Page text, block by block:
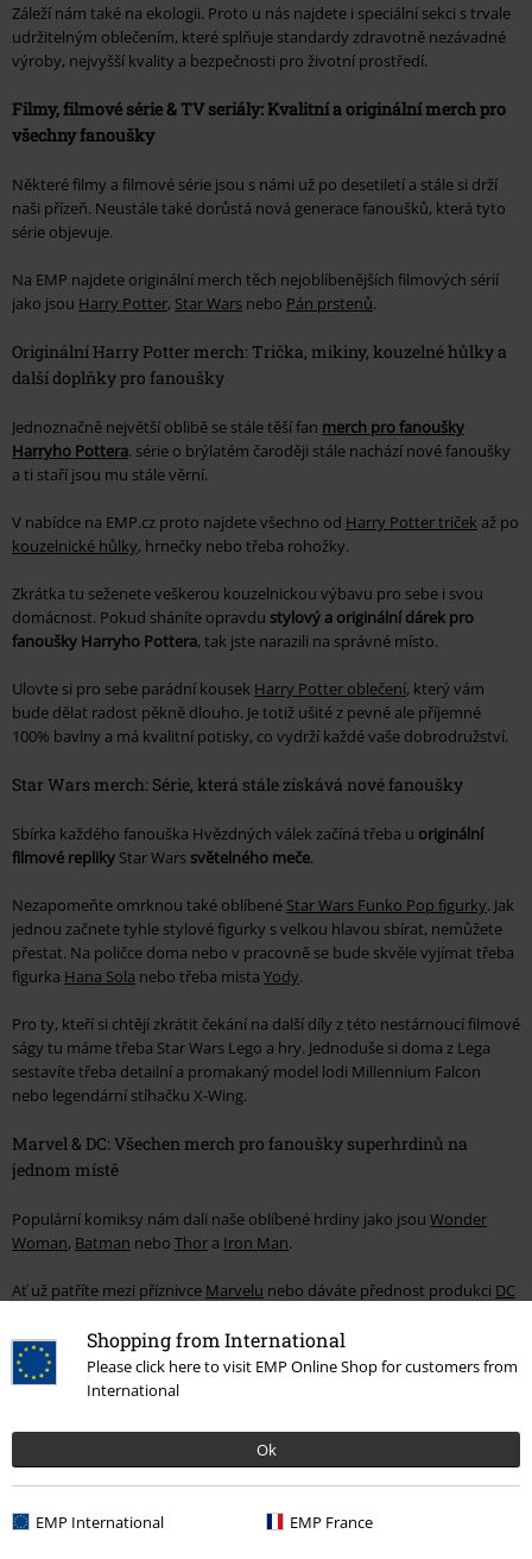
Shopping from International
Please click here to visit EMP Online Shop for customers from
International
Ok
EMP International EMP France
Záleží nám také na ekologii. Proto u nás najdete i speciální sekci s trvale
udržitelným oblečením, které splňuje standardy zdravotně nezávadné
výroby, nejvyšší kvality a bezpečnosti pro životní prostředí.
Filmy, filmové série & TV seriály: Kvalitní a originální merch pro
všechny fanoušky
Některé filmy a filmové série jsou s námi už po desetiletí a stále si drží
naši přízeň. Neustále také dorůstá nová generace fanoušků, která tyto
série objevuje.
Na EMP najdete originální merch těch nejoblíbenějších filmových sérií
jako jsou Harry Potter, Star Wars nebo Pán prstenů.
Originální Harry Potter merch: Trička, mikiny, kouzelné hůlky a
další doplňky pro fanoušky
Jednoznačně největší oblibě se stále těší fan merch pro fanoušky
Harryho Pottera. série o brýlatém čaroději stále nachází nové fanoušky
a ti staří jsou mu stále věrní.
V nabídce na EMP.cz proto najdete všechno od Harry Potter triček až po
kouzelnické hůlky, hrnečky nebo třeba rohožky.
Zkrátka tu seženete veškerou kouzelnickou výbavu pro sebe i svou
domácnost. Pokud sháníte opravdu stylový a originální dárek pro
fanoušky Harryho Pottera, tak jste narazili na správné místo.
Ulovte si pro sebe parádní kousek Harry Potter oblečení, který vám
bude dělat radost pěkně dlouho. Je totiž ušité z pevné ale příjemné
100% bavlny a má kvalitní potisky, co vydrží každé vaše dobrodružství.
Star Wars merch: Série, která stále získává nové fanoušky
Sbírka každého fanouška Hvězdných válek začíná třeba u originální
filmové repliky Star Wars světelného meče.
Nezapomeňte omrknou také oblíbené Star Wars Funko Pop figurky. Jak
jednou začnete tyhle stylové figurky s velkou hlavou sbírat, nemůžete
přestat. Na poličce doma nebo v pracovně se bude skvěle vyjímat třeba
figurka Hana Sola nebo třeba mista Yody.
Pro ty, kteří si chtějí zkrátit čekání na další díly z této nestárnoucí filmové
ságy tu máme třeba Star Wars Lego a hry. Jednoduše si doma z Lega
sestavíte třeba detailní a promakaný model lodi Millennium Falcon
nebo legendární stíhačku X-Wing.
Marvel & DC: Všechen merch pro fanoušky superhrdinů na
jednom místě
Populární komiksy nám dali naše oblíbené hrdiny jako jsou Wonder
Woman, Batman nebo Thor a Iron Man.
Ať už patříte mezi příznivce Marvelu nebo dáváte přednost produkci DC
všech oblíbených superhrdinů a padouchů.
Kromě skvěle padnoucího oblečení prozkoumejte také další kategorie,
ideální i jako skvělý dárek pro všechny komiksové a filmové nadšence.
Malé i velké fanouškypotěší taképlakáty, peněženky nebo třeba na